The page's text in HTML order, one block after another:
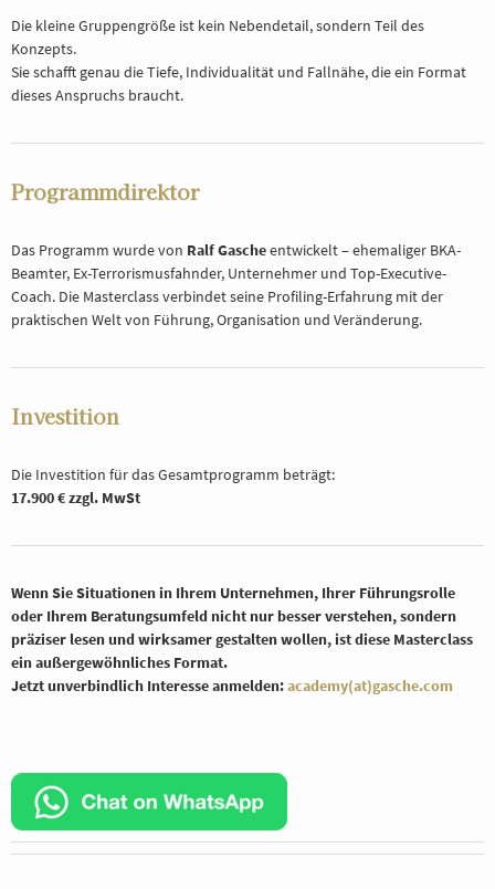
Die kleine Gruppengröße ist kein Nebendetail, sondern Teil des
Konzepts.
Sie schafft genau die Tiefe, Individualität und Fallnähe, die ein Format
dieses Anspruchs braucht.
Programmdirektor
Das Programm wurde von Ralf Gascheentwickelt – ehemaliger BKA-
Beamter, Ex-Terrorismusfahnder, Unternehmer und Top-Executive-
Coach. Die Masterclass verbindet seine Profiling-Erfahrung mit der
praktischen Welt von Führung, Organisation und Veränderung.
Investition
Die Investition für das Gesamtprogramm beträgt:
17.900 € zzgl. MwSt
Wenn Sie Situationen in Ihrem Unternehmen, Ihrer Führungsrolle
oder Ihrem Beratungsumfeld nicht nur besser verstehen, sondern
präziser lesen und wirksamer gestalten wollen, ist diese Masterclass
ein außergewöhnliches Format.
Jetzt unverbindlich Interesse anmelden:academy(at)gasche.com